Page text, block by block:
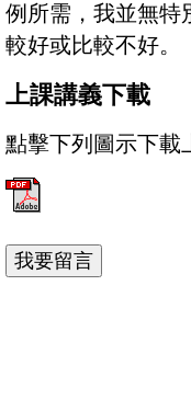
例所需，我並無特
較好或比較不好。
上課講義下載
點擊下列圖示下載